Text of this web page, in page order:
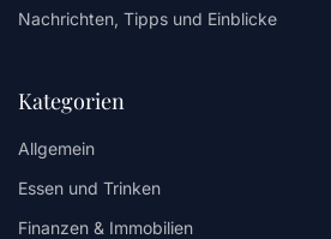
Nachrichten, Tipps und Einblicke
Kategorien
Allgemein
Essen und Trinken
Finanzen & Immobilien